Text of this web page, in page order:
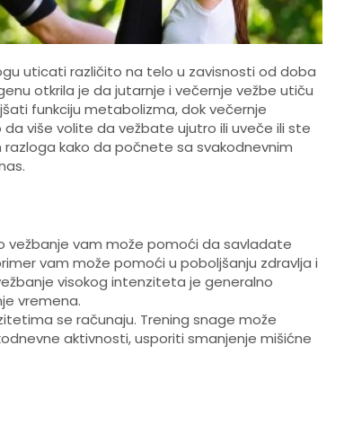
uticati različito na telo u zavisnosti od doba
otkrila je da jutarnje i večernje vežbe utiču
funkciju metabolizma, dok večernje
više volite da vežbate ujutro ili uveče ili ste
kako da počnete sa svakodnevnim
vežbanje vam može pomoći da savladate
vam može pomoći u poboljšanju zdravlja i
visokog intenziteta je generalno
vremena.
se računaju. Trening snage može
aktivnosti, usporiti smanjenje mišićne